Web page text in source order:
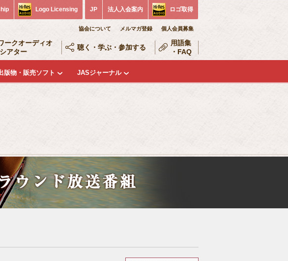
Logo Licensing JP 法人入会案内 ロゴ取得
協会について メルマガ登録 個人会員募集
版物・販売ソフト JASジャーナル
ークオーディオ
アター
聴く・学ぶ・参加する
用語集
・FAQ